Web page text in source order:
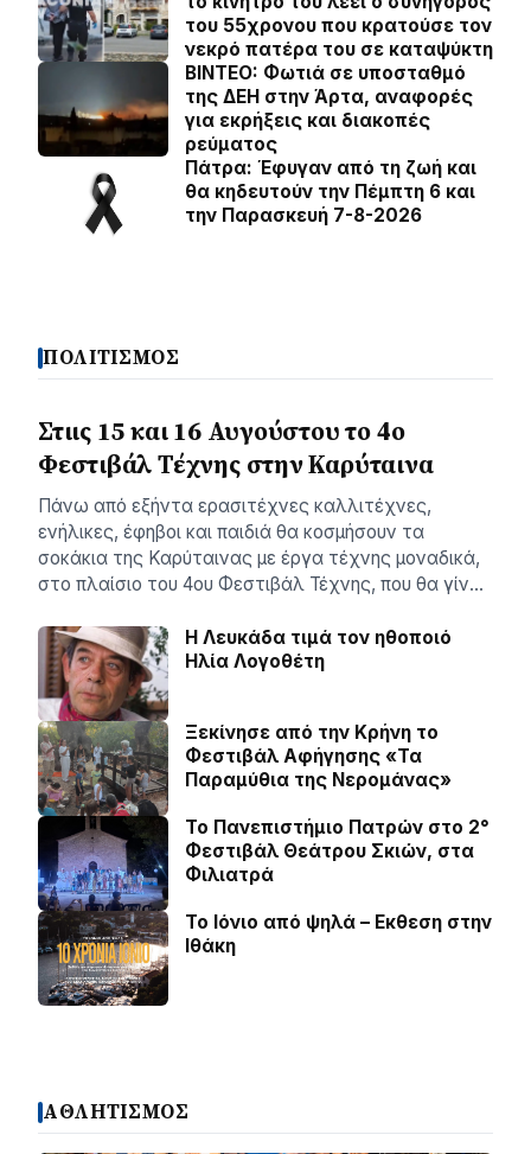
του 55χρονου που κρατούσε τον
νεκρό πατέρα του σε καταψύκτη
BINTEO: Φωτιά σε υποσταθμό
της ΔΕΗ στην Άρτα, αναφορές
για εκρήξεις και διακοπές
ρεύματος
Πάτρα: Έφυγαν από τη ζωή και
θα κηδευτούν την Πέμπτη 6 και
την Παρασκευή 7-8-2026
ΠΟΛΙΤΙΣΜΟΣ
Στιις 15 και 16 Αυγούστου το 4ο
Φεστιβάλ Τέχνης στην Καρύταινα
Πάνω από εξήντα ερασιτέχνες καλλιτέχνες,
ενήλικες, έφηβοι και παιδιά θα κοσμήσουν τα
σοκάκια της Καρύταινας με έργα τέχνης μοναδικά,
στο πλαίσιο του 4ου Φεστιβάλ Τέχνης, που θα γίν…
Η Λευκάδα τιμά τον ηθοποιό
Ηλία Λογοθέτη
Ξεκίνησε από την Κρήνη το
Φεστιβάλ Αφήγησης «Τα
Παραμύθια της Νερομάνας»
Το Πανεπιστήμιο Πατρών στο 2°
Φεστιβάλ Θεάτρου Σκιών, στα
Φιλιατρά
Το Ιόνιο από ψηλά – Eκθεση στην
Ιθάκη
ΑΘΛΗΤΙΣΜΟΣ